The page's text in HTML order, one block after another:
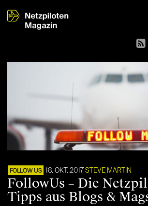
FOLLOW US 18. OKT. 2017 STEVE MARTIN
FollowUs – Die
Tipps aus Blogs &